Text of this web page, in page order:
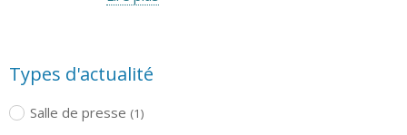
Types d'actualité
Salle de presse (1)